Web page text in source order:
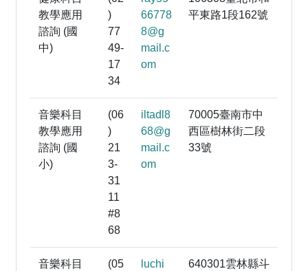
教學應用
諮詢 (國
中)
)
77
49-
17
34
66778
8@g
mail.c
om
平東路1段162號
音樂科目
教學應用
諮詢 (國
小)
(06
)
21
3-
31
11
#8
68
iltadl8
68@g
mail.c
om
70005臺南市中
西區樹林街二段
33號
音樂科目
(05
luchi
640301雲林縣斗